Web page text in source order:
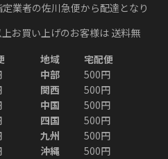
業者の佐川急便から配達となり
お買い上げのお客様は 送料無
地域
宅配便
中部
500円
関西
500円
中国
500円
四国
500円
九州
500円
沖縄
500円